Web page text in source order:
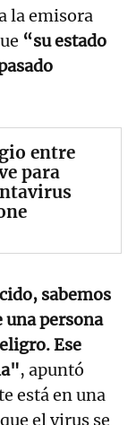
la emisora
“su estado
entre
para
sabemos
una persona
Ese
, apuntó
está en una
el virus se